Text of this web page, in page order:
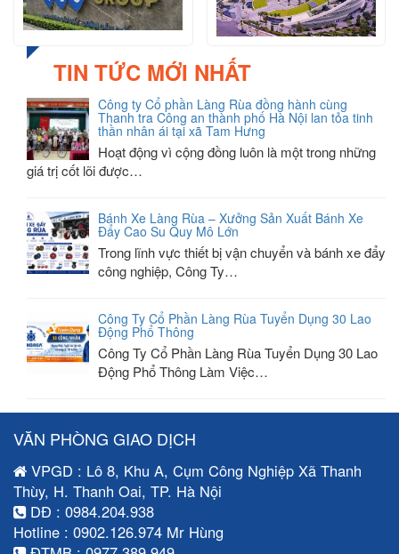
TIN TỨC MỚI NHẤT
Công ty Cổ phần Làng Rùa đồng hành cùng
Thanh tra Công an thành phố Hà Nội lan tỏa tinh
thần nhân ái tại xã Tam Hưng
Hoạt động vì cộng đồng luôn là một trong những
giá trị cốt lõi được…
Bánh Xe Làng Rùa – Xưởng Sản Xuất Bánh Xe
Đẩy Cao Su Quy Mô Lớn
Trong lĩnh vực thiết bị vận chuyển và bánh xe đẩy
công nghiệp, Công Ty…
Công Ty Cổ Phần Làng Rùa Tuyển Dụng 30 Lao
Động Phổ Thông
Công Ty Cổ Phần Làng Rùa Tuyển Dụng 30 Lao
Động Phổ Thông Làm Việc…
VĂN PHÒNG GIAO DỊCH
VPGD : Lô 8, Khu A, Cụm Công Nghiệp Xã Thanh
Thùy, H. Thanh Oai, TP. Hà Nội
DĐ : 0984.204.938
Hotline : 0902.126.974 Mr Hùng